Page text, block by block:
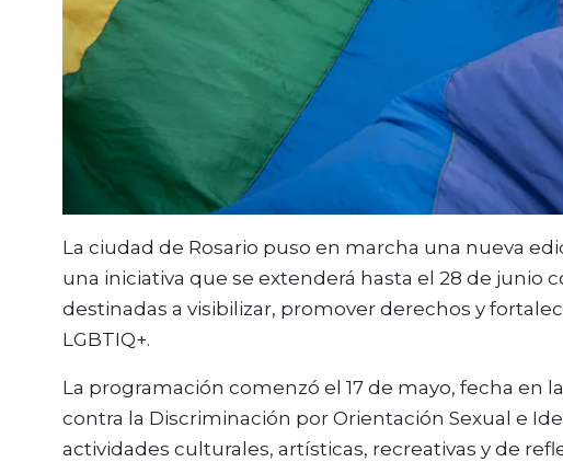
La ciudad de Rosario puso en marcha una nueva
una iniciativa que se extenderá hasta el 28 de junio
destinadas a visibilizar, promover derechos y
LGBTIQ+.
La programación comenzó el 17 de mayo, fecha en
contra la Discriminación por Orientación Sexual e
actividades culturales, artísticas, recreativas y de